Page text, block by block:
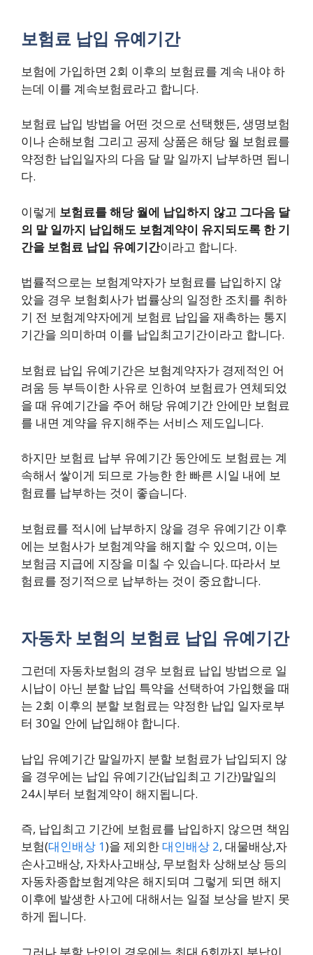
보험료 납입 유예기간
보험에 가입하면 2회 이후의 보험료를 계속 내야 하
는데 이를 계속보험료라고 합니다.
보험료 납입 방법을 어떤 것으로 선택했든, 생명보험
이나 손해보험 그리고 공제 상품은 해당 월 보험료를
약정한 납입일자의 다음 달 말 일까지 납부하면 됩니
다.
이렇게 보험료를 해당 월에 납입하지 않고 그다음 달
의 말 일까지 납입해도 보험계약이 유지되도록 한 기
간을 보험료 납입 유예기간이라고 합니다.
법률적으로는 보험계약자가 보험료를 납입하지 않
았을 경우 보험회사가 법률상의 일정한 조치를 취하
기 전 보험계약자에게 보험료 납입을 재촉하는 통지
기간을 의미하며 이를 납입최고기간이라고 합니다.
보험료 납입 유예기간은 보험계약자가 경제적인 어
려움 등 부득이한 사유로 인하여 보험료가 연체되었
을 때 유예기간을 주어 해당 유예기간 안에만 보험료
를 내면 계약을 유지해주는 서비스 제도입니다.
하지만 보험료 납부 유예기간 동안에도 보험료는 계
속해서 쌓이게 되므로 가능한 한 빠른 시일 내에 보
험료를 납부하는 것이 좋습니다.
보험료를 적시에 납부하지 않을 경우 유예기간 이후
에는 보험사가 보험계약을 해지할 수 있으며, 이는
보험금 지급에 지장을 미칠 수 있습니다. 따라서 보
험료를 정기적으로 납부하는 것이 중요합니다.
자동차 보험의 보험료 납입 유예기간
그런데 자동차보험의 경우 보험료 납입 방법으로 일
시납이 아닌 분할 납입 특약을 선택하여 가입했을 때
는 2회 이후의 분할 보험료는 약정한 납입 일자로부
터 30일 안에 납입해야 합니다.
납입 유예기간 말일까지 분할 보험료가 납입되지 않
을 경우에는 납입 유예기간(납입최고 기간)말일의
24시부터 보험계약이 해지됩니다.
즉, 납입최고 기간에 보험료를 납입하지 않으면 책임
보험(대인배상 1)을 제외한대인배상 2, 대물배상,자
손사고배상, 자차사고배상, 무보험차 상해보상 등의
자동차종합보험계약은 해지되며 그렇게 되면 해지
이후에 발생한 사고에 대해서는 일절 보상을 받지 못
하게 됩니다.
그러나 분할 납입인 경우에는 최대 6회까지 분납이